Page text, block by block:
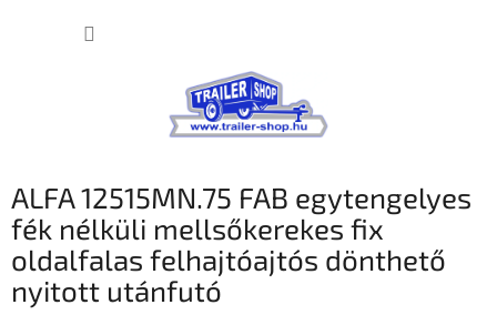
ALFA 12515MN.75 FAB egytengelyes
fék nélküli mellsőkerekes fix
oldalfalas felhajtóajtós dönthető
nyitott utánfutó